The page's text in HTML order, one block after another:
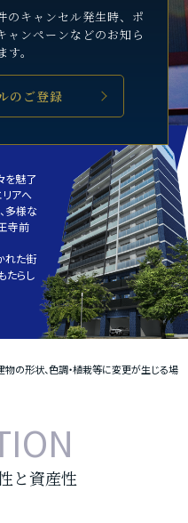
キャンセル発生時、 ポ
ャンペーンなどのお知ら
。
のご登録
を魅了
リアへ
多様な
寺前
れた街
たらし
の形状、色調・植栽等に変更が生じる場
と資産性